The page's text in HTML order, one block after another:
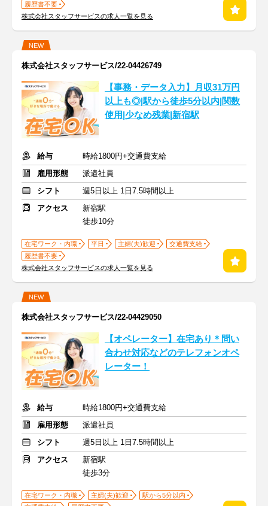
履歴書不要
株式会社スタッフサービスの求人一覧を見る
NEW
株式会社スタッフサービス/22-04426749
【事務・データ入力】月収31万円
以上も◎|駅から徒歩5分以内|関数
使用|少なめ残業|新宿駅
給与
時給1800円+交通費支給
雇用形態
派遣社員
シフト
週5日以上 1日7.5時間以上
アクセス
新宿駅
徒歩10分
在宅ワーク・内職 平日 主婦(夫)歓迎
交通費支給
履歴書不要
株式会社スタッフサービスの求人一覧を見る
NEW
株式会社スタッフサービス/22-04429050
【オペレーター】在宅あり＊問い
合わせ対応などのテレフォンオペ
レーター！
給与
時給1800円+交通費支給
雇用形態
派遣社員
シフト
週5日以上 1日7.5時間以上
アクセス
新宿駅
徒歩3分
在宅ワーク・内職 主婦(夫)歓迎
駅から5分以内